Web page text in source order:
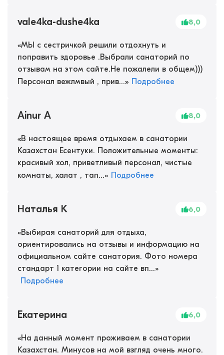
vale4ka-dushe4ka 8,0
«МЫ с сестричкой решили отдохнуть и
поправить здоровье .Выбрали санаторий по
отзывам на этом сайте.Не пожалели в общем)))
Персонал вежлмвый , прив...» Подробнее
Ainur A 8,0
«В настоящее время отдыхаем в санатории
Казахстан Есентуки. Положительные моменты:
красивый хол, приветливый персонал, чистые
комнаты, халат , тап...» Подробнее
Наталья К 6,0
«Выбирая санаторий для отдыха,
ориентировались на отзывы и информацию на
официальном сайте санатория. Фото номера
стандарт 1 категории на сайте вп...»
Подробнее
Екатерина 6,0
«На данный момент проживаем в санатории
Казахстан. Минусов на мой взгляд очень много.